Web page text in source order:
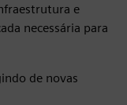
e
necessária para
de novas